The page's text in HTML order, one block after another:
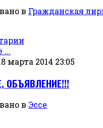
в Гражданская
...
марта 2014 23:05
ОБЪЯВЛЕНИЕ!!!
в Эссе